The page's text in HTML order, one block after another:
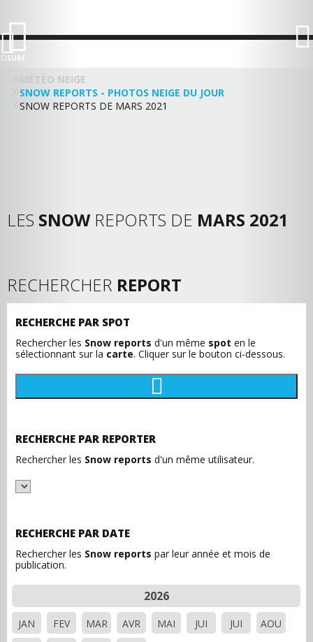
SURF
MÉTÉO NEIGE
SNOW REPORTS - PHOTOS NEIGE DU JOUR
SNOW REPORTS DE MARS 2021
LES SNOW REPORTS DE MARS 2021
RECHERCHER REPORT
RECHERCHE PAR SPOT
Rechercher les Snow reports d'un même spot en le
sélectionnant sur la carte. Cliquer sur le bouton ci-dessous.
RECHERCHE PAR REPORTER
Rechercher les Snow reports d'un même utilisateur.
RECHERCHE PAR DATE
Rechercher les Snow reports par leur année et mois de
publication.
2026
JAN FEV MAR AVR MAI JUI JUI
AOU